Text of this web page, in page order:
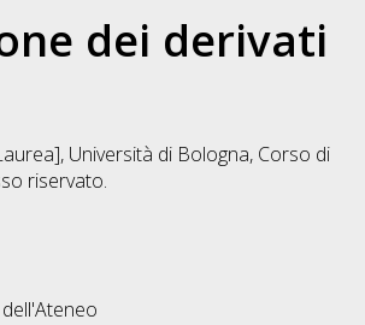
dei derivati
Università di Bologna, Corso di
riservato.